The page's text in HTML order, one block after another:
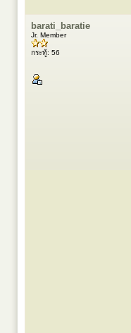
barati_baratie
Jr. Member
กระทู้: 56